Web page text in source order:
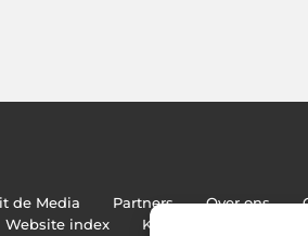
de Media Partners Over ons
Website index
Kwalitatieve